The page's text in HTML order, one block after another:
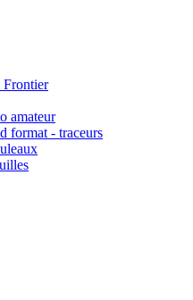
Frontier
amateur
format - traceurs